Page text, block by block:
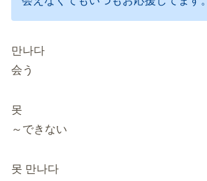
만나다
会う
못
～できない
못 만나다